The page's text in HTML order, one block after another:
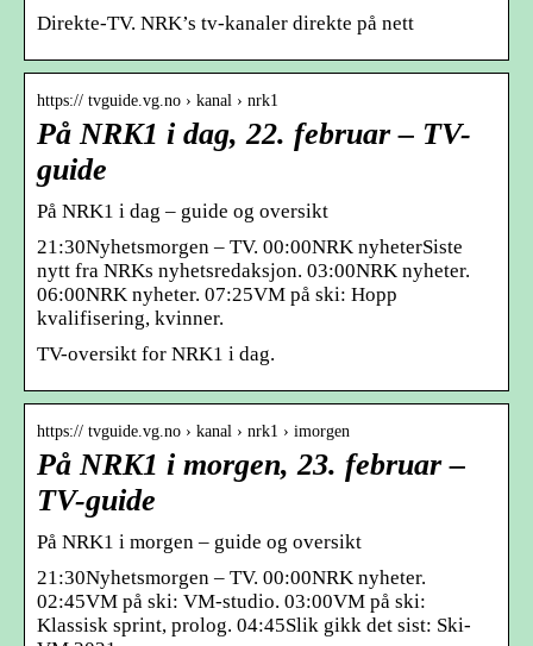
Direkte-TV. NRK’s tv-kanaler direkte på nett
https:// tvguide.vg.no › kanal › nrk1
På NRK1 i dag, 22. februar – TV-
guide
På NRK1 i dag – guide og oversikt
21:30Nyhetsmorgen – TV. 00:00NRK nyheterSiste
nytt fra NRKs nyhetsredaksjon. 03:00NRK nyheter.
06:00NRK nyheter. 07:25VM på ski: Hopp
kvalifisering, kvinner.
TV-oversikt for NRK1 i dag.
https:// tvguide.vg.no › kanal › nrk1 › imorgen
På NRK1 i morgen, 23. februar –
TV-guide
På NRK1 i morgen – guide og oversikt
21:30Nyhetsmorgen – TV. 00:00NRK nyheter.
02:45VM på ski: VM-studio. 03:00VM på ski:
Klassisk sprint, prolog. 04:45Slik gikk det sist: Ski-